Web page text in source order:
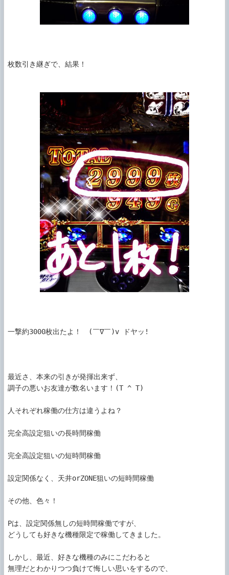
枚数引き継ぎで、結果！
一撃約3000枚出たよ！　(￣∇￣)v ドヤッ!
最近さ、本来の引きが発揮出来ず、
調子の悪いお友達が数名います！(T ^ T)
人それぞれ稼働の仕方は違うよね？
完全高設定狙いの長時間稼働
完全高設定狙いの短時間稼働
設定関係なく、天井orZONE狙いの短時間稼働
その他、色々！
Pは、設定関係無しの短時間稼働ですが、
どうしても好きな機種限定で稼働してきました。
しかし、最近、好きな機種のみにこだわると
無理だとわかりつつ負けて悔しい思いをするので、